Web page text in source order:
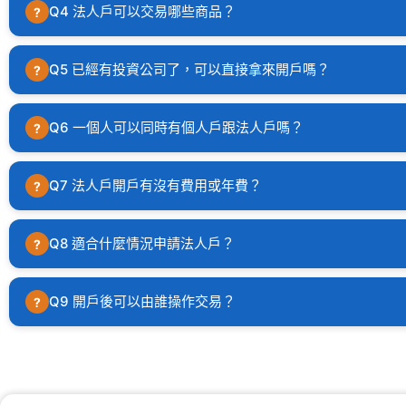
法人開戶因涉及公司印鑑、授權書等需正本用印的文件
? Q4 法人戶可以交易哪些商品？
可申請證券、期貨、美股複委託、CFD差價契約交易帳戶
? Q5 已經有投資公司了，可以直接拿來開戶嗎？
可以，只要公司文件齊備即可申請，不需要另外新設公司。
? Q6 一個人可以同時有個人戶跟法人戶嗎？
可以，個人與其名下公司可分別開立帳戶，各自獨立操作。
? Q7 法人戶開戶有沒有費用或年費？
開戶免費，無須負擔年費。
? Q8 適合什麼情況申請法人戶？
常見情境包括：已有穩定股利或期貨收益、正在評估設
? Q9 開戶後可以由誰操作交易？